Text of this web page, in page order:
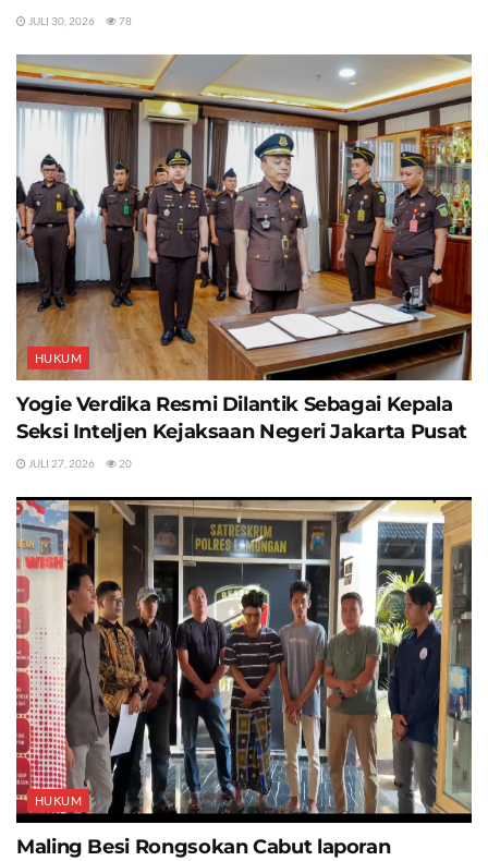
JULI 30, 2026 78
HUKUM
Yogie Verdika Resmi Dilantik Sebagai Kepala
Seksi Inteljen Kejaksaan Negeri Jakarta Pusat
JULI 27, 2026 20
HUKUM
Maling Besi Rongsokan Cabut laporan